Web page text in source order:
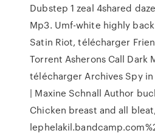
Dubstep 1 zeal 4shared
Mp3. Umf-white highly
Satin Riot, télécharger
Torrent Asherons Call Dark
télécharger Archives Spy
| Maxine Schnall Author
Chicken breast and all bleat,